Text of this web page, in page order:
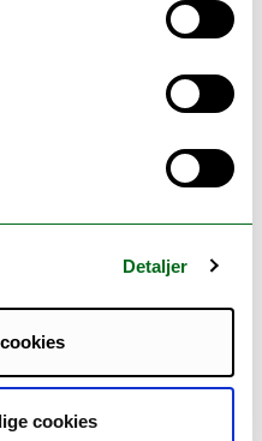
Detaljer
cookies
Arktiske Universitet.
Hugo Vanje
kan vi gjøre bedre